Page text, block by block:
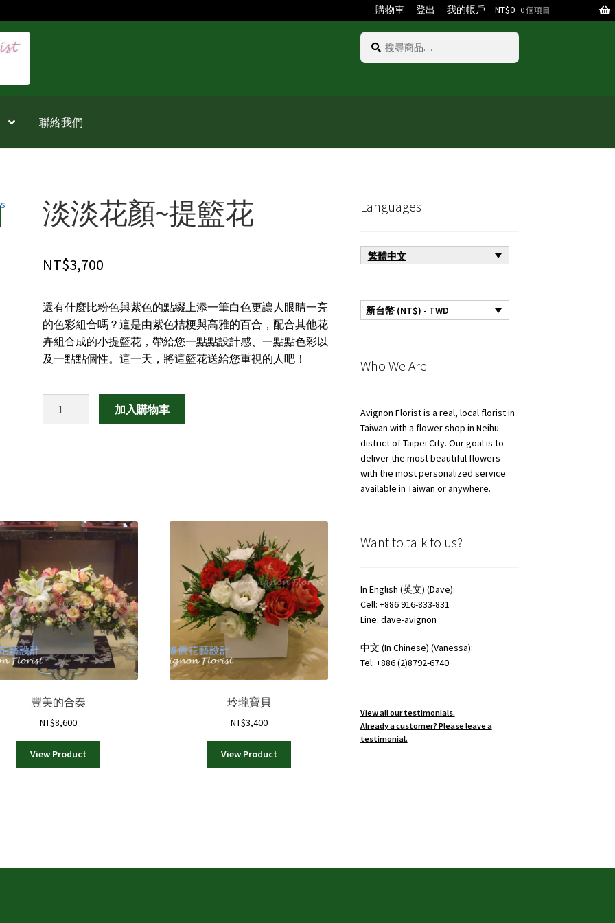
NT$0 0 個項目
購物車 登出 我的帳戶
搜搜
聯絡我們
淡淡花顏~提籃花
NT$3,700
還有什麼比粉色與紫色的點綴上添一筆白色更讓人眼睛一亮
的色彩組合嗎？這是由紫色桔梗與高雅的百合，配合其他花
卉組合成的小提籃花，帶給您一點點設計感、一點點色彩以
及一點點個性。這一天，將這籃花送給您重視的人吧！
花
數
量
加入購物車
豐美的合奏
NT$8,600
View Product
玲瓏寶貝
NT$3,400
View Product
Languages
繁體中文
新台幣 (NT$) - TWD
Who We Are
Avignon Florist is a real, local florist in
Taiwan with a flower shop in Neihu
district of Taipei City. Our goal is to
deliver the most beautiful flowers
with the most personalized service
available in Taiwan or anywhere.
Want to talk to us?
In English (英文) (Dave):
Cell: +886 916-833-831
Line: dave-avignon
中文 (In Chinese) (Vanessa):
Tel: +886 (2)8792-6740
View all our testimonials.
Already a customer? Please leave a
testimonial.